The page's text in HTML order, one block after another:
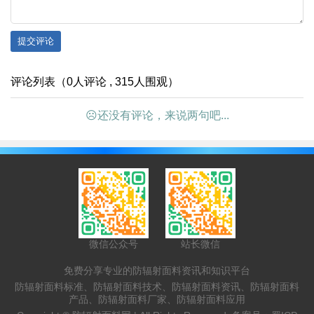
提交评论
评论列表（0人评论 , 315人围观）
☹还没有评论，来说两句吧...
微信公众号 站长微信
免费分享专业的防辐射面料资讯和知识平台
防辐射面料标准、防辐射面料技术、防辐射面料资讯、防辐射面料
产品、防辐射面料厂家、防辐射面料应用